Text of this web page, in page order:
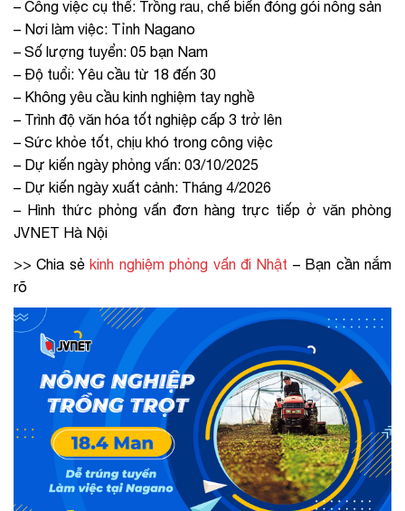
– Công việc cụ thể: Trồng rau, chế biến đóng gói nông sản
– Nơi làm việc: Tỉnh Nagano
– Số lượng tuyển: 05 bạn Nam
– Độ tuổi: Yêu cầu từ 18 đến 30
– Không yêu cầu kinh nghiệm tay nghề
– Trình độ văn hóa tốt nghiệp cấp 3 trở lên
– Sức khỏe tốt, chịu khó trong công việc
– Dự kiến ngày phỏng vấn: 03/10/2025
– Dự kiến ngày xuất cảnh: Tháng 4/2026
– Hình thức phỏng vấn đơn hàng trực tiếp ở văn phòng
JVNET Hà Nội
>> Chia sẻkinh nghiệm phỏng vấn đi Nhật – Bạn cần nắm
rõ